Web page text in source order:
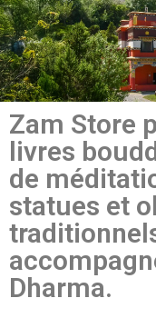
Zam Store
livres
de
statues et
Dharma.